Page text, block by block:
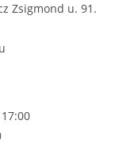
Zsigmond u. 91.